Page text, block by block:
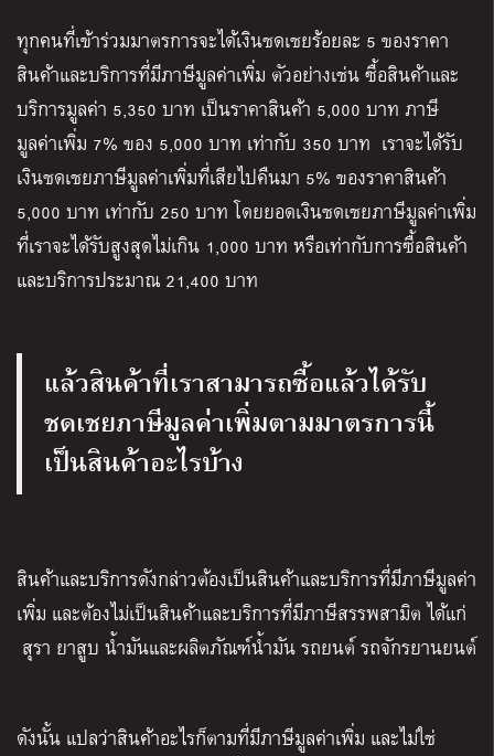
ทุกคนที่เข้าร่วมมาตรการจะได้เงินชดเชยร้อยละ 5 ของราคา
สินค้าและบริการที่มีภาษีมูลค่าเพิ่ม ตัวอย่างเช่น ซื้อสินค้าและ
บริการมูลค่า 5,350 บาท เป็นราคาสินค้า 5,000 บาท ภาษี
มูลค่าเพิ่ม 7% ของ 5,000 บาท เท่ากับ 350 บาท เราจะได้รับ
เงินชดเชยภาษีมูลค่าเพิ่มที่เสียไปคืนมา 5% ของราคาสินค้า
5,000 บาท เท่ากับ 250 บาท โดยยอดเงินชดเชยภาษีมูลค่าเพิ่ม
ที่เราจะได้รับสูงสุดไม่เกิน 1,000 บาท หรือเท่ากับการซื้อสินค้า
และบริการประมาณ 21,400 บาท
แล้วสินค้าที่เราสามารถซื้อแล้วได้รับ
ชดเชยภาษีมูลค่าเพิ่มตามมาตรการนี้
เป็นสินค้าอะไรบ้าง
สินค้าและบริการดังกล่าวต้องเป็นสินค้าและบริการที่มีภาษีมูลค่า
เพิ่ม และต้องไม่เป็นสินค้าและบริการที่มีภาษีสรรพสามิต ได้แก่
สุรา ยาสูบ น้ำมันและผลิตภัณฑ์น้ำมัน รถยนต์ รถจักรยานยนต์
ดังนั้น แปลว่าสินค้าอะไรก็ตามที่มีภาษีมูลค่าเพิ่ม และไม่ใช่